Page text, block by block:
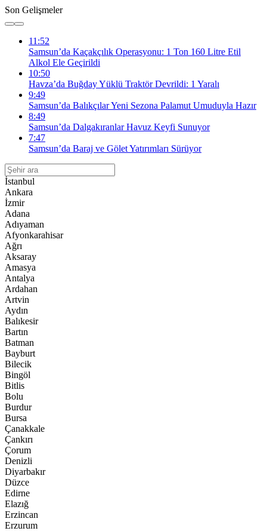
Son Gelişmeler
11:52
Samsun’da Kaçakçılık Operasyonu: 1 Ton 160 Litre Etil
Alkol Ele Geçirildi
10:50
Havza’da Buğday Yüklü Traktör Devrildi: 1 Yaralı
9:49
Samsun’da Balıkçılar Yeni Sezona Palamut Umuduyla Hazır
8:49
Samsun’da Dalgakıranlar Havuz Keyfi Sunuyor
7:47
Samsun’da Baraj ve Gölet Yatırımları Sürüyor
İstanbul
Ankara
İzmir
Adana
Adıyaman
Afyonkarahisar
Ağrı
Aksaray
Amasya
Antalya
Ardahan
Artvin
Aydın
Balıkesir
Bartın
Batman
Bayburt
Bilecik
Bingöl
Bitlis
Bolu
Burdur
Bursa
Çanakkale
Çankırı
Çorum
Denizli
Diyarbakır
Düzce
Edirne
Elazığ
Erzincan
Erzurum